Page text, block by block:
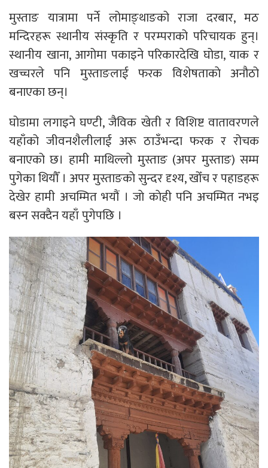
मुस्ताङ यात्रामा पर्ने लोमाङ्थाङको राजा दरबार, मठ
मन्दिरहरू स्थानीय संस्कृति र परम्पराको परिचायक हुन्।
स्थानीय खाना, आगोमा पकाइने परिकारदेखि घोडा, याक र
खच्चरले पनि मुस्ताङलाई फरक विशेषताकाे अनौठो
बनाएका छन्।
घोडामा लगाइने घण्टी, जैविक खेती र विशिष्ट वातावरणले
यहाँको जीवनशैलीलाई अरू ठाउँभन्दा फरक र रोचक
बनाएको छ। हामी माथिल्लाे मुस्ताङ (अपर मुस्ताङ) सम्म
पुगेका थियाैँ । अपर मुस्ताङकाे सुन्दर दृश्य, खोँच र पहाडहरू
देखेर हामी अचम्मित भयौं । जाे काेही पनि अचम्मित नभइ
बस्न सक्दैन यहाँ पुगेपछि ।